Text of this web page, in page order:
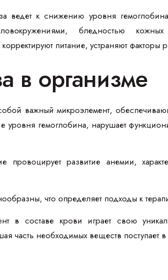
ведет к снижению уровня
бледностью
питание, устраняют факторы
в организме
важный микроэлемент,
уровня гемоглобина, нарушает
провоцирует развитие анемии,
что определяет подходы к
в составе крови играет свою
часть необходимых веществ поступает